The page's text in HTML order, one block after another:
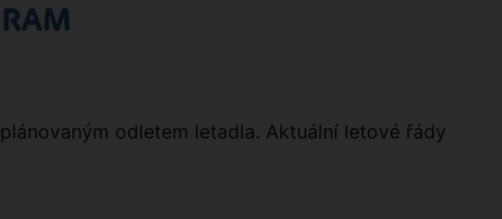
odletem letadla. Aktuální letové řády